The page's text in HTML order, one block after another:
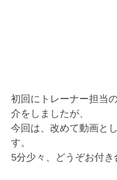
初回にトレーナー担当
介をしましたが、
今回は、改めて動画と
す。
5分少々、どうぞお付き